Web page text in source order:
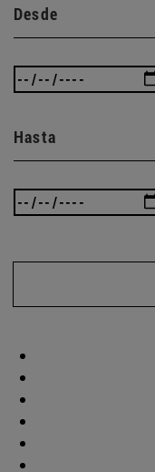
Desde
Hasta